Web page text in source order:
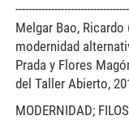
Melgar Bao,
modernidad
Prada y Flores
del Taller Abierto,
MODERNIDAD;